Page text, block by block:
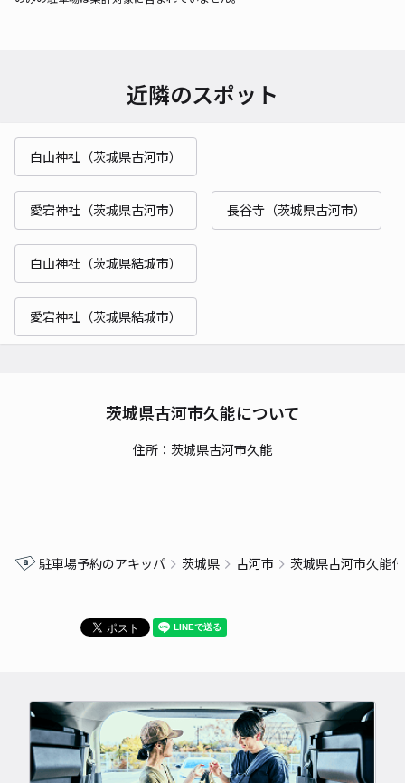
近隣のスポット
白山神社（茨城県古河市）
愛宕神社（茨城県古河市） 長谷寺（茨城県古河市）
白山神社（茨城県結城市）
愛宕神社（茨城県結城市）
茨城県古河市久能について
住所：茨城県古河市久能
駐車場予約のアキッパ 茨城県 古河市 茨城県古河市久能